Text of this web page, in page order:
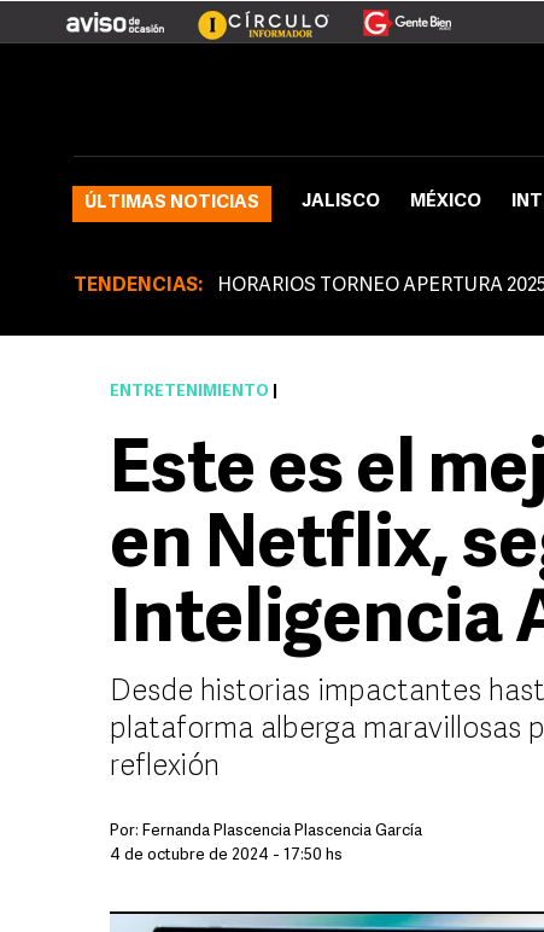
ÚLTIMAS NOTICIAS JALISCO MÉXICO
TENDENCIAS: HORARIOS TORNEO APERTURA
ENTRETENIMIENTO
Este es el
en Netflix,
Inteligencia
Desde historias impactantes
plataforma alberga maravillosas
reflexión
Por: Fernanda Plascencia Plascencia García
4 de octubre de 2024 - 17:50 hs